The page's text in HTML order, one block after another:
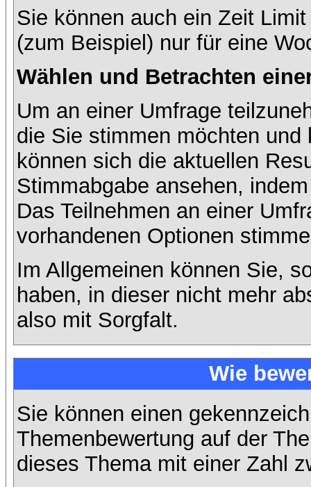
Sie können auch ein Zeit
(zum Beispiel) nur für eine
Wählen und Betrachten
Um an einer Umfrage
die Sie stimmen möchten
können sich die aktuellen
Stimmabgabe ansehen,
Das Teilnehmen an einer
vorhandenen Optionen
Im Allgemeinen können Sie,
haben, in dieser nicht mehr
also mit Sorgfalt.
Wie
Sie können einen
Themenbewertung auf der
dieses Thema mit einer Zahl